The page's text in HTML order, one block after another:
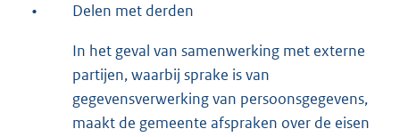
• Delen met derden
In het geval van samenwerking met externe
partijen, waarbij sprake is van
gegevensverwerking van persoonsgegevens,
maakt de gemeente afspraken over de eisen